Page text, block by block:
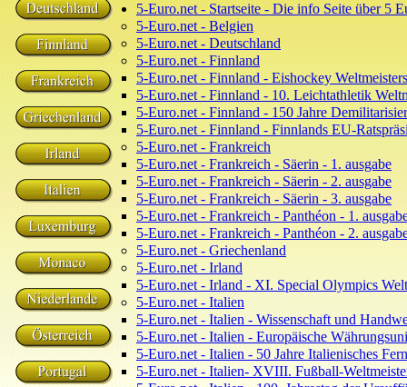
5-Euro.net - Startseite - Die info Seite über 5
5-Euro.net - Belgien
5-Euro.net - Deutschland
5-Euro.net - Finnland
5-Euro.net - Finnland - Eishockey
5-Euro.net - Finnland - 10. Leichtathletik
5-Euro.net - Finnland - 150 Jahre
5-Euro.net - Finnland - Finnlands EU-
5-Euro.net - Frankreich
5-Euro.net - Frankreich - Säerin - 1. ausgabe
5-Euro.net - Frankreich - Säerin - 2. ausgabe
5-Euro.net - Frankreich - Säerin - 3. ausgabe
5-Euro.net - Frankreich - Panthéon - 1.
5-Euro.net - Frankreich - Panthéon - 2.
5-Euro.net - Griechenland
5-Euro.net - Irland
5-Euro.net - Irland - XI. Special Olympics
5-Euro.net - Italien
5-Euro.net - Italien - Wissenschaft und
5-Euro.net - Italien - Europäische
5-Euro.net - Italien - 50 Jahre Italienisches
5-Euro.net - Italien- XVIII. Fußball-